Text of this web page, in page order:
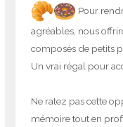
Pour
agréables, nous
composés de petits
Un vrai régal pour
Ne ratez pas cette
mémoire tout en